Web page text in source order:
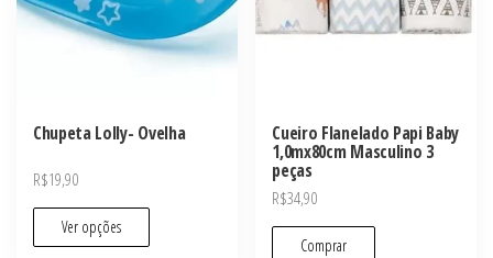
Chupeta Lolly- Ovelha
R$19,90
Ver opções
Cueiro Flanelado Papi Baby
1,0mx80cm Masculino 3
peças
R$34,90
Comprar